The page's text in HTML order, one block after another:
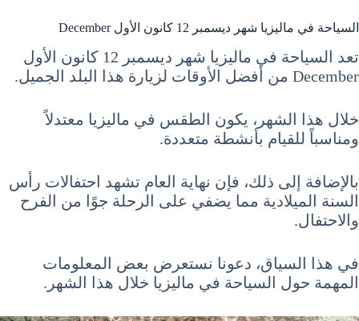
السياحة في ماليزيا شهر ديسمبر 12 كانون الأول December
تعد السياحة في ماليزيا شهر ديسمبر 12 كانون الأول
December من أفضل الأوقات لزيارة هذا البلد الجميل.
خلال هذا الشهر، يكون الطقس في ماليزيا معتدلاً
ومناسباً للقيام بأنشطة متعددة.
بالإضافة إلى ذلك، فإن نهاية العام تشهد احتفالات رأس
السنة الميلادية مما يضفي على الرحلة جوًا من الفرح
والاحتفال.
في هذا السياق، دعونا نستعرض بعض المعلومات
المهمة حول السياحة في ماليزيا خلال هذا الشهر.